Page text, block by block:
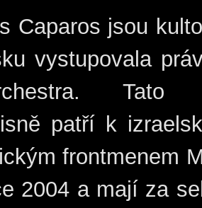
Caparos jsou
vystupovala
Tato
patří k
frontmenem
2004 a mají za